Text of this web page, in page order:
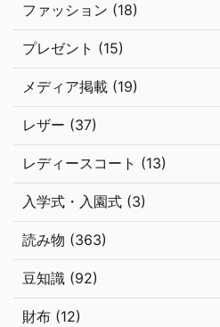
ファッション (18)
プレゼント (15)
メディア掲載 (19)
レザー (37)
レディースコート (13)
入学式・入園式 (3)
読み物 (363)
豆知識 (92)
財布 (12)